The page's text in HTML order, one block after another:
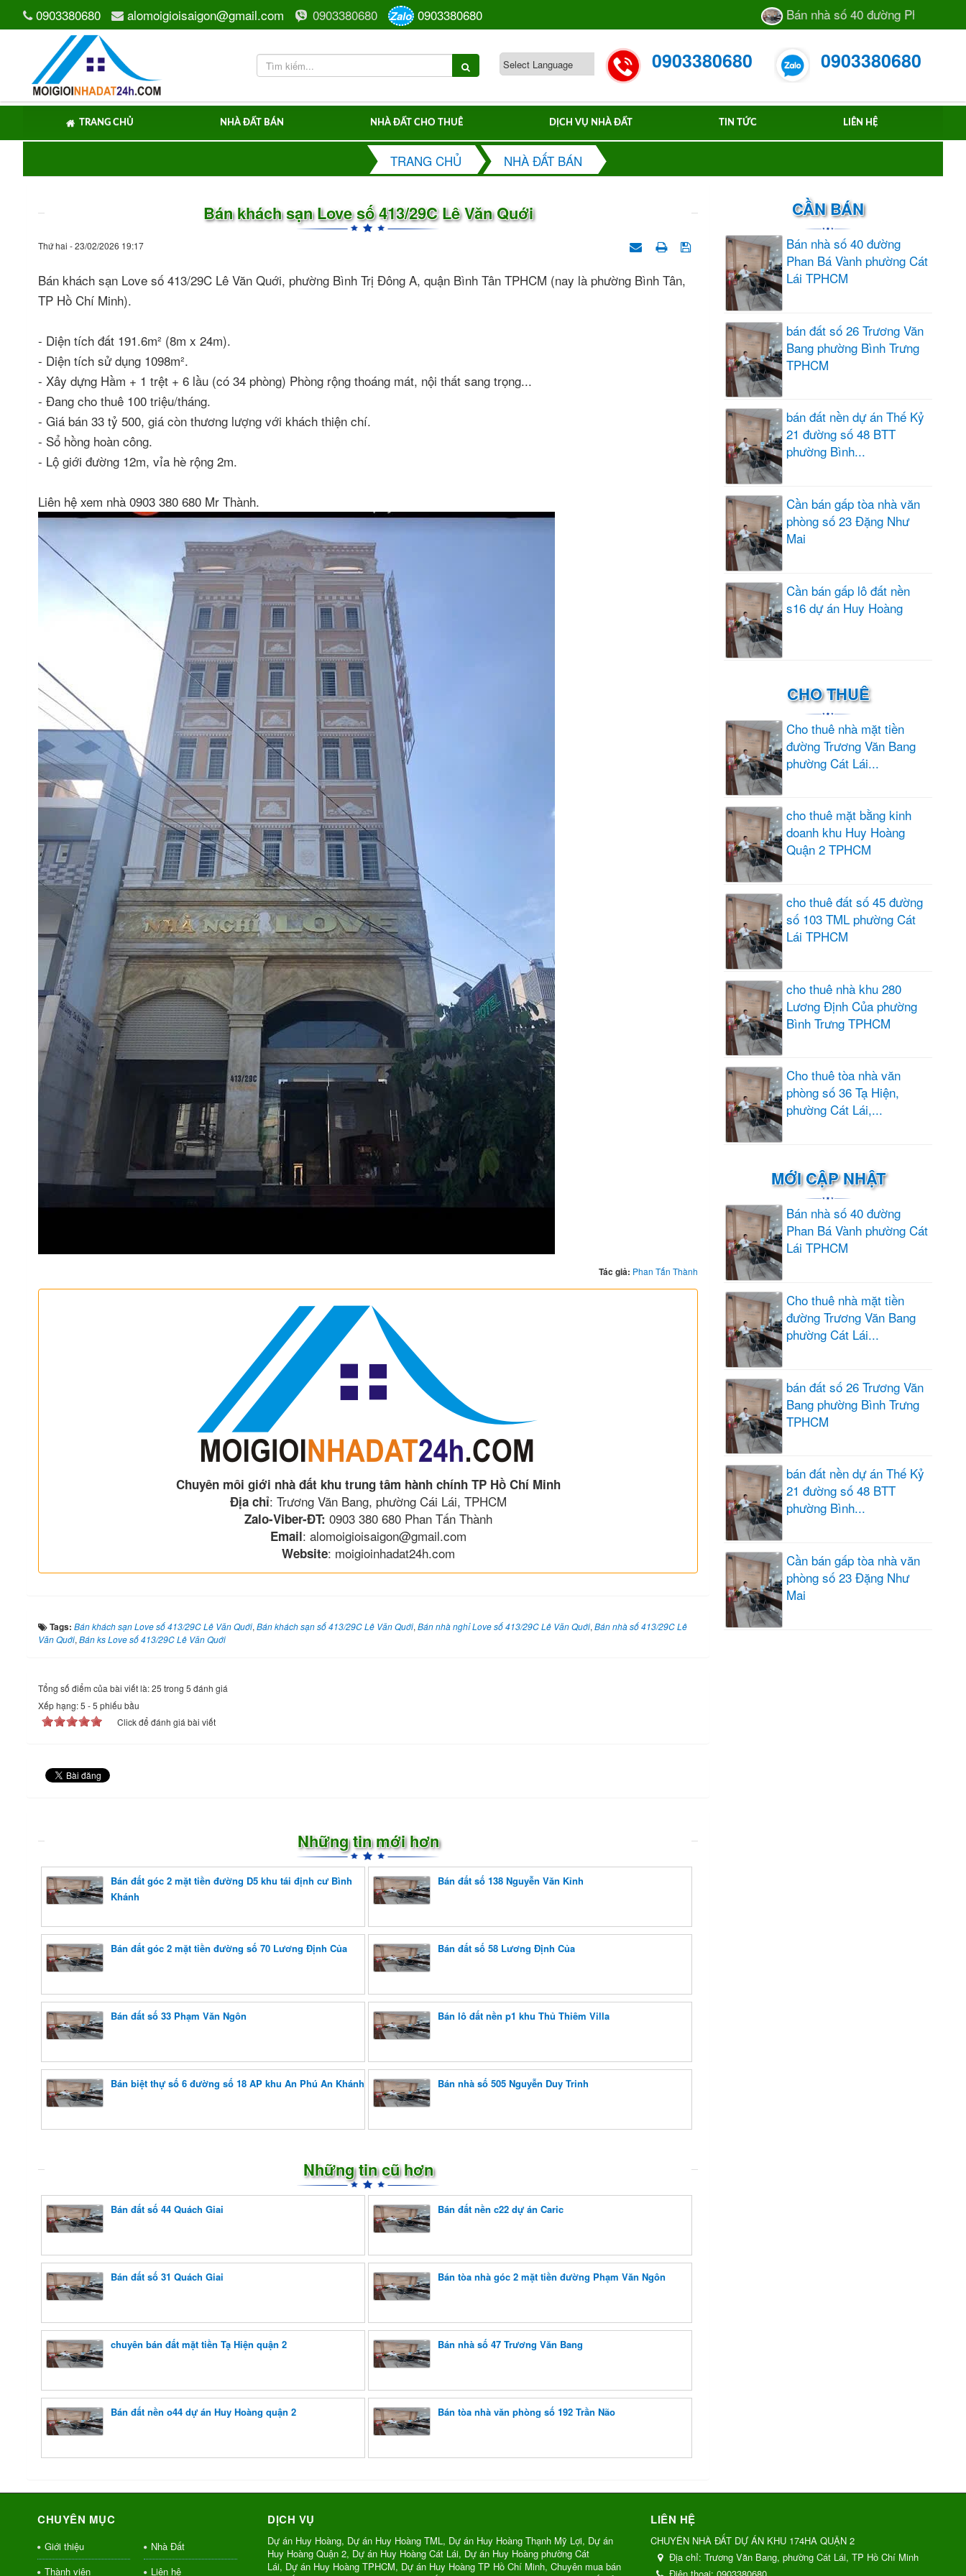
0903380680 alomoigioisaigon@gmail.com 0903380680 Zalo 0903380680 Bán nhà số 40 đường Phan Bá Vành
0903380680 0903380680
TRANG CHỦ NHÀ ĐẤT BÁN NHÀ ĐẤT CHO THUÊ DỊCH VỤ NHÀ ĐẤT TIN TỨC LIÊN HỆ
TRANG CHỦ NHÀ ĐẤT BÁN
Bán khách sạn Love số 413/29C Lê Văn Quới
Thứ hai - 23/02/2026 19:17
Bán khách sạn Love số 413/29C Lê Văn Quới, phường Bình Trị Đông A, quận Bình Tân TPHCM (nay là phường Bình Tân,
TP Hồ Chí Minh).
- Diện tích đất 191.6m² (8m x 24m).
- Diện tích sử dụng 1098m².
- Xây dựng Hầm + 1 trệt + 6 lầu (có 34 phòng) Phòng rộng thoáng mát, nội thất sang trọng...
- Đang cho thuê 100 triệu/tháng.
- Giá bán 33 tỷ 500, giá còn thương lượng với khách thiện chí.
- Sổ hồng hoàn công.
- Lộ giới đường 12m, vỉa hè rộng 2m.
Liên hệ xem nhà 0903 380 680 Mr Thành.
Tác giả: Phan Tấn Thành
Chuyên môi giới nhà đất khu trung tâm hành chính TP Hồ Chí Minh
Địa chỉ: Trương Văn Bang, phường Cái Lái, TPHCM
Zalo-Viber-ĐT: 0903 380 680 Phan Tấn Thành
Email: alomoigioisaigon@gmail.com
Website: moigioinhadat24h.com
Tags: Bán khách sạn Love số 413/29C Lê Văn Quới, Bán khách sạn số 413/29C Lê Văn Quới, Bán nhà nghỉ Love số 413/29C Lê Văn Quới, Bán nhà số 413/29C Lê
Văn Quới, Bán ks Love số 413/29C Lê Văn Quới
Tổng số điểm của bài viết là: 25 trong 5 đánh giá
Xếp hạng:5 -5 phiếu bầu
Click để đánh giá bài viết
Những tin mới hơn
Bán đất góc 2 mặt tiền đường D5 khu tái định cư Bình
Khánh
Bán đất số 138 Nguyễn Văn Kỉnh
Bán đất góc 2 mặt tiền đường số 70 Lương Định Của Bán đất số 58 Lương Định Của
Bán đất số 33 Phạm Văn Ngôn Bán lô đất nền p1 khu Thủ Thiêm Villa
Bán biệt thự số 6 đường số 18 AP khu An Phú An Khánh Bán nhà số 505 Nguyễn Duy Trinh
Những tin cũ hơn
Bán đất số 44 Quách Giai Bán đất nền c22 dự án Caric
Bán đất số 31 Quách Giai Bán tòa nhà góc 2 mặt tiền đường Phạm Văn Ngôn
chuyên bán đất mặt tiền Tạ Hiện quận 2 Bán nhà số 47 Trương Văn Bang
Bán đất nền o44 dự án Huy Hoàng quận 2 Bán tòa nhà văn phòng số 192 Trần Não
CẦN BÁN
Bán nhà số 40 đường
Phan Bá Vành phường Cát
Lái TPHCM
bán đất số 26 Trương Văn
Bang phường Bình Trưng
TPHCM
bán đất nền dự án Thế Kỷ
21 đường số 48 BTT
phường Bình...
Cần bán gấp tòa nhà văn
phòng số 23 Đặng Như
Mai
Cần bán gấp lô đất nền
s16 dự án Huy Hoàng
CHO THUÊ
Cho thuê nhà mặt tiền
đường Trương Văn Bang
phường Cát Lái...
cho thuê mặt bằng kinh
doanh khu Huy Hoàng
Quận 2 TPHCM
cho thuê đất số 45 đường
số 103 TML phường Cát
Lái TPHCM
cho thuê nhà khu 280
Lương Định Của phường
Bình Trưng TPHCM
Cho thuê tòa nhà văn
phòng số 36 Tạ Hiện,
phường Cát Lái,...
MỚI CẬP NHẬT
Bán nhà số 40 đường
Phan Bá Vành phường Cát
Lái TPHCM
Cho thuê nhà mặt tiền
đường Trương Văn Bang
phường Cát Lái...
bán đất số 26 Trương Văn
Bang phường Bình Trưng
TPHCM
bán đất nền dự án Thế Kỷ
21 đường số 48 BTT
phường Bình...
Cần bán gấp tòa nhà văn
phòng số 23 Đặng Như
Mai
CHUYÊN MỤC
Giới thiệu
Nhà Đất
Thành viên
Liên hệ
DỊCH VỤ
Dự án Huy Hoàng, Dự án Huy Hoàng TML, Dự án Huy Hoàng Thạnh Mỹ Lợi, Dự án
Huy Hoàng Quận 2, Dự án Huy Hoàng Cát Lái, Dự án Huy Hoàng phường Cát
Lái, Dự án Huy Hoàng TPHCM, Dự án Huy Hoàng TP Hồ Chí Minh, Chuyên mua bán
LIÊN HỆ
CHUYÊN NHÀ ĐẤT DỰ ÁN KHU 174HA QUẬN 2
Địa chỉ:Trương Văn Bang, phường Cát Lái, TP Hồ Chí Minh